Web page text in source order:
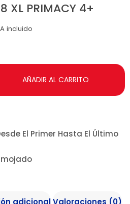
XL PRIMACY 4+
incluido
AÑADIR AL CARRITO
El Primer Hasta El Último
mojado
adicional Valoraciones (0)